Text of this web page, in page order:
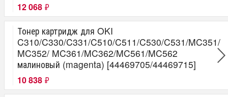
12 068 ₽
Тонер картридж для OKI
C310/C330/C331/C510/C511/C530/C531/MC351/
MC352/ MC361/MC362/MC561/MC562
малиновый (magenta) [44469705/44469715]
10 838 ₽